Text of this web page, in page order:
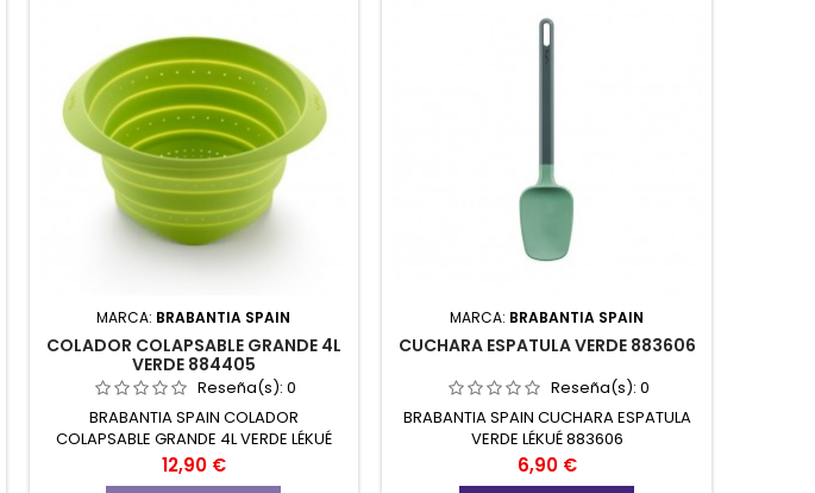
MARCA: BRABANTIA SPAIN
COLADOR COLAPSABLE GRANDE 4L
VERDE 884405
Reseña(s): 0
BRABANTIA SPAIN COLADOR
COLAPSABLE GRANDE 4L VERDE LÉKUÉ
884405
Precio
12,90 €
MARCA: BRABANTIA SPAIN
CUCHARA ESPATULA VERDE 883606
Reseña(s): 0
BRABANTIA SPAIN CUCHARA ESPATULA
VERDE LÉKUÉ 883606
Precio
6,90 €